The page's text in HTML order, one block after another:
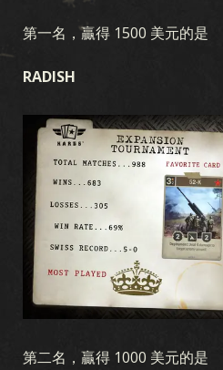
第一名，贏得 1500 美元的是
RADISH
第二名，贏得 1000 美元的是
遊戲